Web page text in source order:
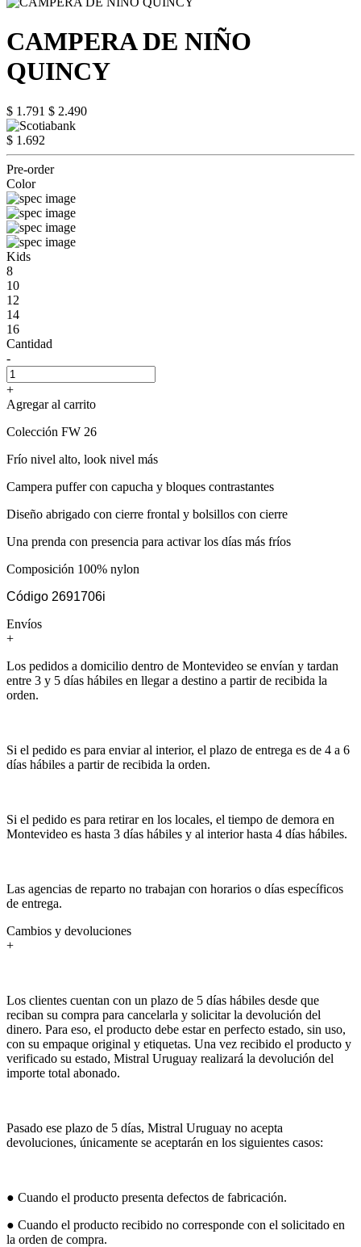
CAMPERA DE NIÑO
QUINCY
$ 1.791 $ 2.490
$ 1.692
Pre-order
Color
Kids
8
10
12
14
16
Cantidad
-
+
Agregar al carrito
Colección FW 26
Frío nivel alto, look nivel más
Campera puffer con capucha y bloques contrastantes
Diseño abrigado con cierre frontal y bolsillos con cierre
Una prenda con presencia para activar los días más fríos
Composición 100% nylon
Código 2691706i
Envíos
+
Los pedidos a domicilio dentro de Montevideo se envían y tardan
entre 3 y 5 días hábiles en llegar a destino a partir de recibida la
orden.
Si el pedido es para enviar al interior, el plazo de entrega es de 4 a 6
días hábiles a partir de recibida la orden.
Si el pedido es para retirar en los locales, el tiempo de demora en
Montevideo es hasta 3 días hábiles y al interior hasta 4 días hábiles.
Las agencias de reparto no trabajan con horarios o días específicos
de entrega.
Cambios y devoluciones
+
Los clientes cuentan con un plazo de 5 días hábiles desde que
reciban su compra para cancelarla y solicitar la devolución del
dinero. Para eso, el producto debe estar en perfecto estado, sin uso,
con su empaque original y etiquetas. Una vez recibido el producto y
verificado su estado, Mistral Uruguay realizará la devolución del
importe total abonado.
Pasado ese plazo de 5 días, Mistral Uruguay no acepta
devoluciones, únicamente se aceptarán en los siguientes casos:
● Cuando el producto presenta defectos de fabricación.
● Cuando el producto recibido no corresponde con el solicitado en
la orden de compra.